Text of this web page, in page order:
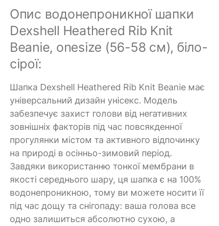
Опис водонепроникної шапки
Dexshell Heathered Rib Knit
Beanie, onesize (56-58 см), біло-
сірої:
Шапка Dexshell Heathered Rib Knit Beanie має
універсальний дизайн унісекс. Модель
забезпечує захист голови від негативних
зовнішніх факторів під час повсякденної
прогулянки містом та активного відпочинку
на природі в осінньо-зимовий період.
Завдяки використанню тонкої мембрани в
якості середнього шару, ця шапка є на 100%
водонепроникною, тому ви можете носити її
під час дощу та снігопаду: ваша голова все
одно залишиться абсолютно сухою, а